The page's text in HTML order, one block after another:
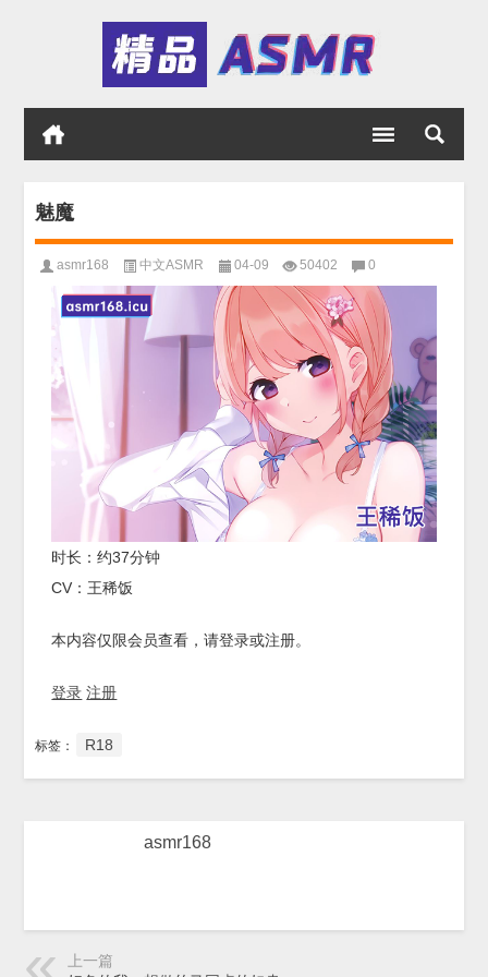
魅魔
asmr168 中文ASMR 04-09 50402 0
时长：约37分钟
CV：王稀饭
本内容仅限会员查看，请登录或注册。
登录 注册
标签： R18
asmr168
上一篇